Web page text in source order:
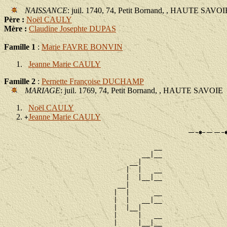
NAISSANCE: juil. 1740, 74, Petit Bornand, , HAUTE
Père : Noël CAULY
Mère :Claudine Josephte DUPAS
Famille 1:Marie FAVRE BONVIN
Jeanne Marie CAULY
Famille 2: Pernette Françoise DUCHAMP
MARIAGE: juil. 1769, 74, Petit Bornand, , HAUTE SAVOIE
Noël CAULY
+Jeanne Marie CAULY
                                     __
                                  __|__
                               __|
                              |  |   __
                              |  |__|__
                            __|
                           |  |      __
                           |  |   __|__
                           |  |__|
                           |     |   __
                           |     |__|__